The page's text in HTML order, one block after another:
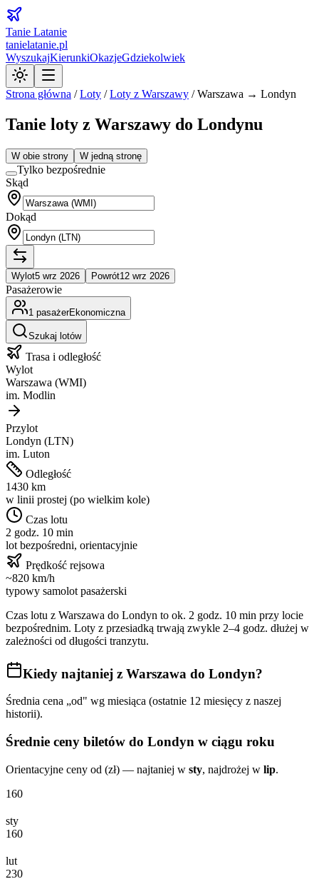
Tanie Latanie
tanielatanie.pl
WyszukajKierunkiOkazjeGdziekolwiek
Strona główna /Loty /Loty z Warszawy /Warszawa → Londyn
Tanie loty z Warszawy do Londynu
W obie strony W jedną stronę
Tylko bezpośrednie
Skąd
Dokąd
Wylot5 wrz 2026 Powrót12 wrz 2026
Pasażerowie
1 pasażerEkonomiczna
Szukaj lotów
Trasa i odległość
Wylot
Warszawa (WMI)
im. Modlin
Przylot
Londyn (LTN)
im. Luton
Odległość
1430 km
w linii prostej (po wielkim kole)
Czas lotu
2 godz. 10 min
lot bezpośredni, orientacyjnie
Prędkość rejsowa
~820 km/h
typowy samolot pasażerski
Czas lotu z Warszawa do Londyn to ok. 2 godz. 10 min przy locie
bezpośrednim. Loty z przesiadką trwają zwykle 2–4 godz. dłużej w
zależności od długości tranzytu.
Kiedy najtaniej z Warszawa do Londyn?
Średnia cena „od" wg miesiąca (ostatnie 12 miesięcy z naszej
historii).
Średnie ceny biletów do Londyn w ciągu roku
Orientacyjne ceny od (zł) — najtaniej w sty, najdrożej w lip.
160
sty
160
lut
230